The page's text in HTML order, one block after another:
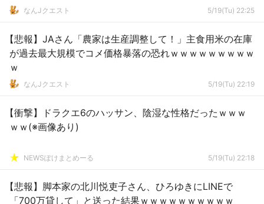
なんJクエスト 5/19(Tu) 22:25
【悲報】JAさん「農家は生産調整して！」主食用米の在庫
が過去最大規模でコメ価格暴落の恐れｗｗｗｗｗｗｗｗｗ
ｗ
なんJクエスト 5/19(Tu) 22:19
【衝撃】ドラクエ6のハッサン、陰湿な性格だったｗｗｗ
ｗｗ(※画像あり)
NEWSぽけまとめーる 5/19(Tu) 22:18
【悲報】脚本家の北川悦吏子さん、ひろゆきにLINEで
「700万貸して」と送った結果ｗｗｗｗｗｗｗｗｗｗ